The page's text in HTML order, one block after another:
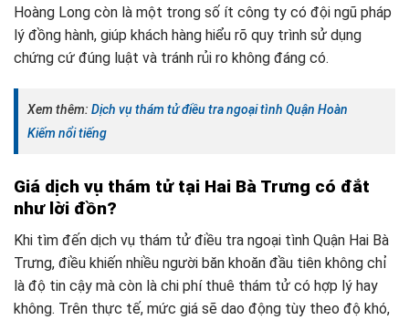
Hoàng Long còn là một trong số ít công ty có đội ngũ pháp
lý đồng hành, giúp khách hàng hiểu rõ quy trình sử dụng
chứng cứ đúng luật và tránh rủi ro không đáng có.
Xem thêm: Dịch vụ thám tử điều tra ngoại tình Quận Hoàn
Kiếm nổi tiếng
Giá dịch vụ thám tử tại Hai Bà Trưng có đắt
như lời đồn?
Khi tìm đến dịch vụ thám tử điều tra ngoại tình Quận Hai Bà
Trưng, điều khiến nhiều người băn khoăn đầu tiên không chỉ
là độ tin cậy mà còn là chi phí thuê thám tử có hợp lý hay
không. Trên thực tế, mức giá sẽ dao động tùy theo độ khó,